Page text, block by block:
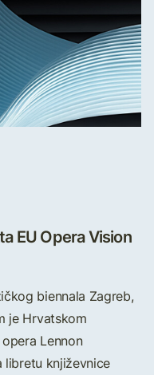
EU Opera Vision
biennala Zagreb,
je Hrvatskom
Lennon
libretu književnice